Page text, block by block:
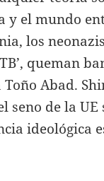
y el mundo
los
queman
Abad.
seno de la
ideológica